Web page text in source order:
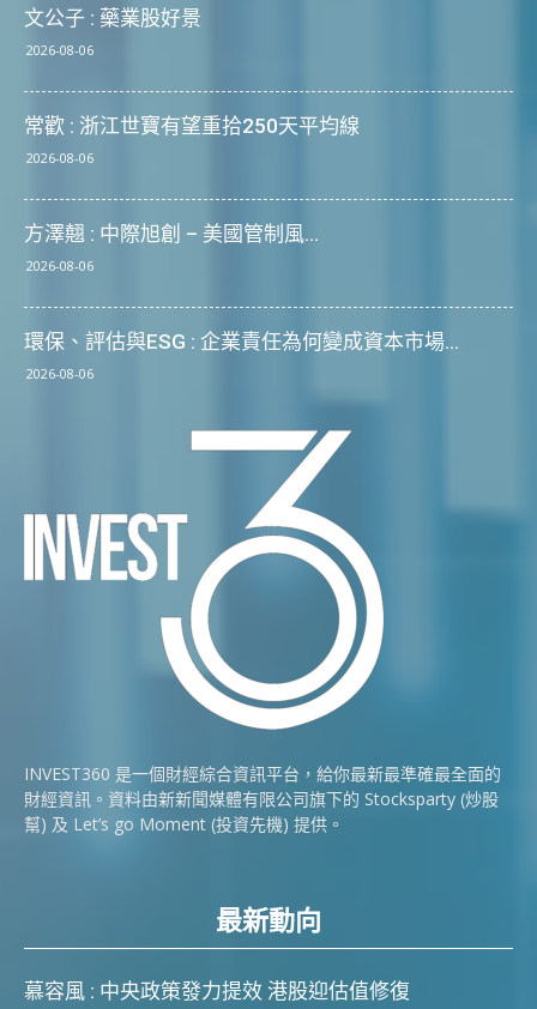
文公子 : 藥業股好景
2026-08-06
常歡 : 浙江世寶有望重拾250天平均線
2026-08-06
方澤翹 : 中際旭創 – 美國管制風...
2026-08-06
環保、評估與ESG : 企業責任為何變成資本市場...
2026-08-06
INVEST360 是一個財經綜合資訊平台，給你最新最準確最全面的
財經資訊。資料由新新聞媒體有限公司旗下的 Stocksparty (炒股
幫) 及 Let’s go Moment (投資先機) 提供。
最新動向
慕容風 : 中央政策發力提效 港股迎估值修復